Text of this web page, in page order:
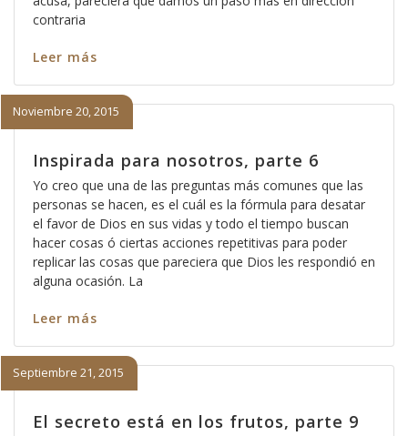
contraria
Leer más
Inspirada para nosotros, parte 6
Noviembre 20, 2015
Yo creo que una de las preguntas más comunes que las
personas se hacen, es el cuál es la fórmula para desatar
el favor de Dios en sus vidas y todo el tiempo buscan
hacer cosas ó ciertas acciones repetitivas para poder
replicar las cosas que pareciera que Dios les respondió en
alguna ocasión. La
Leer más
El secreto está en los frutos, parte 9
Septiembre 21, 2015